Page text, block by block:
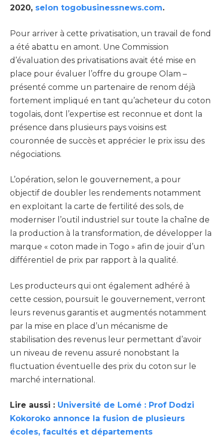
2020, selon togobusinessnews.com.
Pour arriver à cette privatisation, un travail de fond
a été abattu en amont. Une Commission
d’évaluation des privatisations avait été mise en
place pour évaluer l’offre du groupe Olam –
présenté comme un partenaire de renom déjà
fortement impliqué en tant qu’acheteur du coton
togolais, dont l’expertise est reconnue et dont la
présence dans plusieurs pays voisins est
couronnée de succès et apprécier le prix issu des
négociations.
L’opération, selon le gouvernement, a pour
objectif de doubler les rendements notamment
en exploitant la carte de fertilité des sols, de
moderniser l’outil industriel sur toute la chaîne de
la production à la transformation, de développer la
marque « coton made in Togo » afin de jouir d’un
différentiel de prix par rapport à la qualité.
Les producteurs qui ont également adhéré à
cette cession, poursuit le gouvernement, verront
leurs revenus garantis et augmentés notamment
par la mise en place d’un mécanisme de
stabilisation des revenus leur permettant d’avoir
un niveau de revenu assuré nonobstant la
fluctuation éventuelle des prix du coton sur le
marché international.
Lire aussi : Université de Lomé : Prof Dodzi
Kokoroko annonce la fusion de plusieurs
écoles, facultés et départements